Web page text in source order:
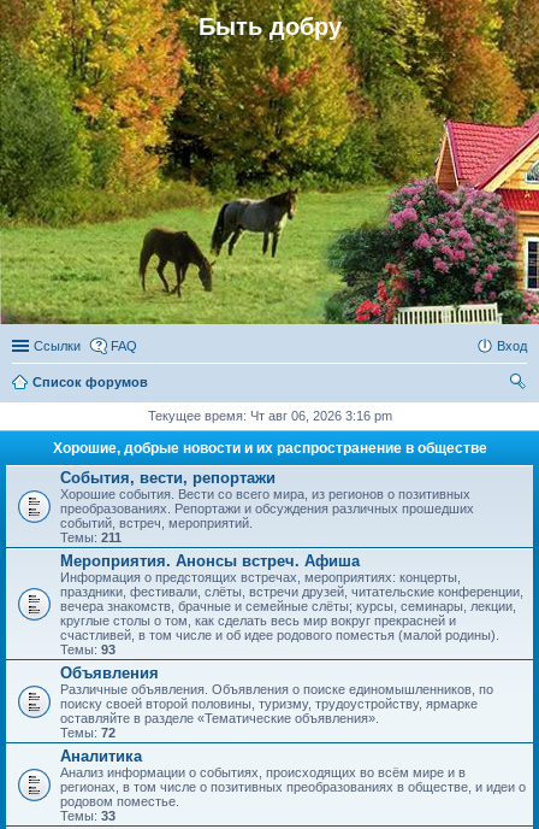
Быть добру
Ссылки FAQ Вход
Список форумов
Текущее время: Чт авг 06, 2026 3:16 pm
Хорошие, добрые новости и их распространение в обществе
События, вести, репортажи
Хорошие события. Вести со всего мира, из регионов о позитивных
преобразованиях. Репортажи и обсуждения различных прошедших
событий, встреч, мероприятий.
Темы: 211
Мероприятия. Анонсы встреч. Афиша
Информация о предстоящих встречах, мероприятиях: концерты,
праздники, фестивали, слёты, встречи друзей, читательские конференции,
вечера знакомств, брачные и семейные слёты; курсы, семинары, лекции,
круглые столы о том, как сделать весь мир вокруг прекрасней и
счастливей, в том числе и об идее родового поместья (малой родины).
Темы: 93
Объявления
Различные объявления. Объявления о поиске единомышленников, по
поиску своей второй половины, туризму, трудоустройству, ярмарке
оставляйте в разделе «Тематические объявления».
Темы: 72
Аналитика
Анализ информации о событиях, происходящих во всём мире и в
регионах, в том числе о позитивных преобразованиях в обществе, и идеи о
родовом поместье.
Темы: 33